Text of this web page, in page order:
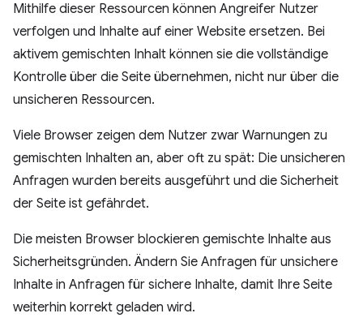
Mithilfe dieser Ressourcen können Angreifer Nutzer
verfolgen und Inhalte auf einer Website ersetzen. Bei
aktivem gemischten Inhalt können sie die vollständige
Kontrolle über die Seite übernehmen, nicht nur über die
unsicheren Ressourcen.
Viele Browser zeigen dem Nutzer zwar Warnungen zu
gemischten Inhalten an, aber oft zu spät: Die unsicheren
Anfragen wurden bereits ausgeführt und die Sicherheit
der Seite ist gefährdet.
Die meisten Browser blockieren gemischte Inhalte aus
Sicherheitsgründen. Ändern Sie Anfragen für unsichere
Inhalte in Anfragen für sichere Inhalte, damit Ihre Seite
weiterhin korrekt geladen wird.